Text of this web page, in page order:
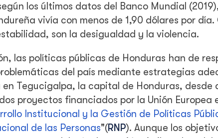
los últimos datos del Banco Mundial
vivía con menos de 1,90 dólares por
son la desigualdad y la violencia.
las políticas públicas de Honduras han de
del país mediante estrategias
Tegucigalpa, la capital de Honduras, desde
proyectos financiados por la Unión Europea
Institucional y la Gestión de Políticas
de las Personas"(RNP). Aunque los